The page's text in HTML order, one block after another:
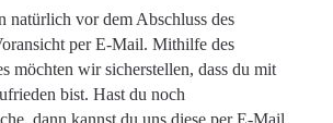
natürlich vor dem Abschluss des
per E-Mail. Mithilfe des
möchten wir sicherstellen, dass du mit
bist. Hast du noch
dann kannst du uns diese per E-Mail